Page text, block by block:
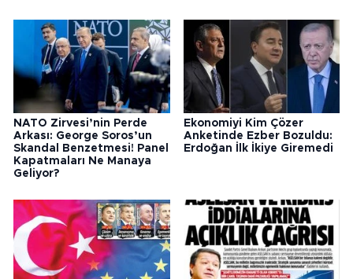
NATO Zirvesi’nin Perde
Arkası: George Soros’un
Skandal Benzetmesi! Panel
Kapatmaları Ne Manaya
Geliyor?
Ekonomiyi Kim Çözer
Anketinde Ezber Bozuldu:
Erdoğan İlk İkiye Giremedi